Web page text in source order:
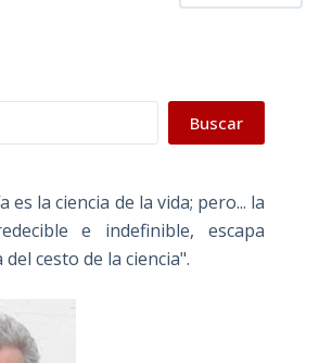
Buscar
es la ciencia de la vida; pero... la
e indefinible, escapa
cesto de la ciencia".